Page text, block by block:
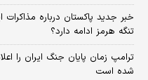
خبر جدید پاکستان درباره مذاکرات
تنگه هرمز ادامه دارد؟
ترامپ زمان پایان جنگ ایران را
شده است